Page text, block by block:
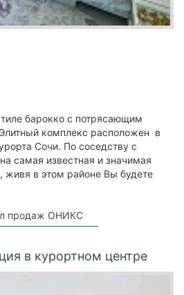
барокко с потрясающим
комплекс расположен в
Сочи. По соседству с
самая известная и значимая
живя в этом районе Вы будете
продаж ОНИКС
в курортном центре